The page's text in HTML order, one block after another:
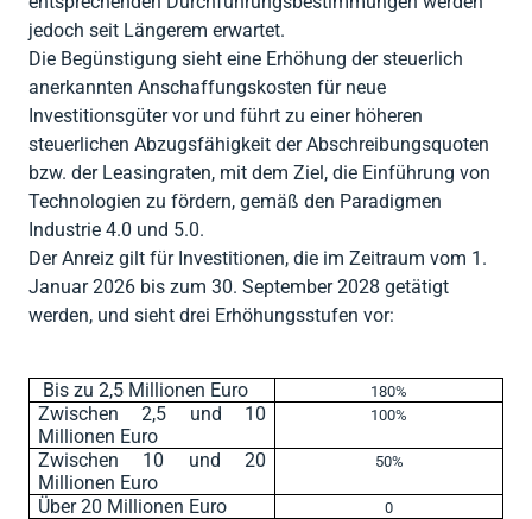
Steuerberatung
Private (CAF)


Zurück
Software
 Zurück
RENTRI
Import AEE &
Batterien
Verpackung
 Zurück
jedoch seit Längerem erwartet.
Die Begünstigung sieht eine Erhöhung der steuerlich
anerkannten Anschaffungskosten für neue
Investitionsgüter vor und führt zu einer höheren
steuerlichen Abzugsfähigkeit der Abschreibungsquoten
bzw. der Leasingraten, mit dem Ziel, die Einführung von
Technologien zu fördern, gemäß den Paradigmen
Industrie 4.0 und 5.0.
Der Anreiz gilt für Investitionen, die im Zeitraum vom 1.
Januar 2026 bis zum 30. September 2028 getätigt
werden, und sieht drei Erhöhungsstufen vor:
Bis zu 2,5 Millionen Euro 180%
Zwischen 2,5 und 10
Millionen Euro
100%
Zwischen 10 und 20
Millionen Euro
50%
Über 20 Millionen Euro 0